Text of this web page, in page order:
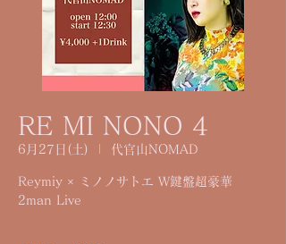
RE MI NONO 4
6月27日(土) 代官山NOMAD
Reymiy × ミノノサトエ W鍵盤超豪華
2man Live